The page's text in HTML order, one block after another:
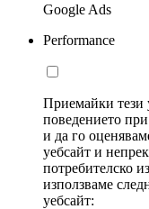
Google Ads
Performance
Приемайки тези
поведението
и да го
уебсайт и
потребителско
използваме
уебсайт: